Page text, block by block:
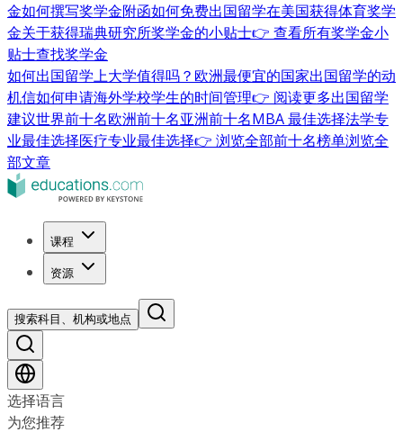
金如何撰写奖学金附函如何免费出国留学在美国获得体育奖学
金关于获得瑞典研究所奖学金的小贴士👉 查看所有奖学金小
贴士查找奖学金
如何出国留学上大学值得吗？ 欧洲最便宜的国家出国留学的动
机信如何申请海外学校学生的时间管理👉 阅读更多出国留学
建议世界前十名欧洲前十名亚洲前十名MBA 最佳选择法学专
业最佳选择医疗专业最佳选择👉 浏览全部前十名榜单浏览全
部文章
课程
资源
搜索科目、机构或地点
选择语言
为您推荐